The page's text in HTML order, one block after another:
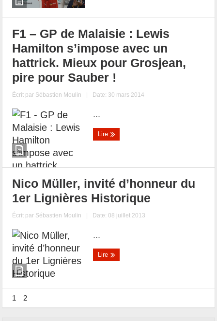
F1 – GP de Malaisie : Lewis
Hamilton s’impose avec un
hattrick. Mieux pour Grosjean,
pire pour Sauber !
Écrit par Sébastien Moulin | Date: 30 mars 2014
...
Lire
Nico Müller, invité d’honneur du
1er Lignières Historique
Écrit par Sébastien Moulin | Date: 08 juillet 2013
...
Lire
1 2